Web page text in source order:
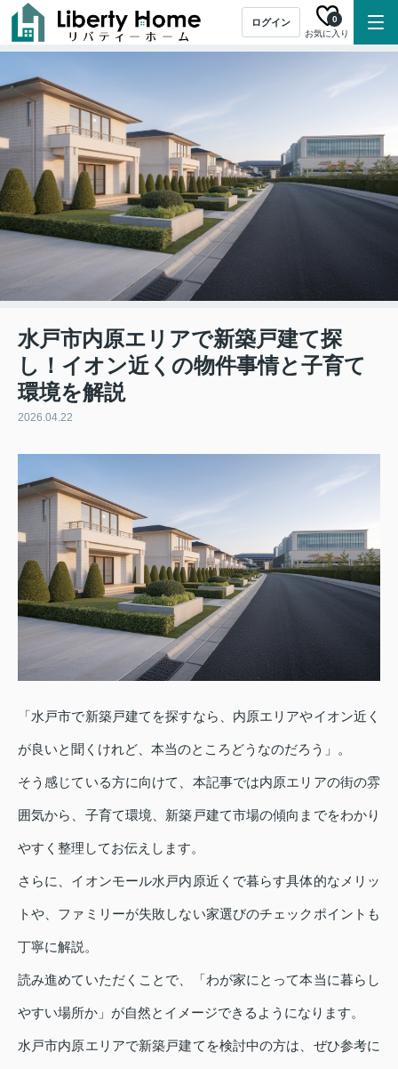
ログイン
お気に入り
0
水戸市内原エリアで新築戸建て探
し！イオン近くの物件事情と子育て
環境を解説
2026.04.22
「水戸市で新築戸建てを探すなら、内原エリアやイオン近く
が良いと聞くけれど、本当のところどうなのだろう」。
そう感じている方に向けて、本記事では内原エリアの街の雰
囲気から、子育て環境、新築戸建て市場の傾向までをわかり
やすく整理してお伝えします。
さらに、イオンモール水戸内原近くで暮らす具体的なメリッ
トや、ファミリーが失敗しない家選びのチェックポイントも
丁寧に解説。
読み進めていただくことで、「わが家にとって本当に暮らし
やすい場所か」が自然とイメージできるようになります。
水戸市内原エリアで新築戸建てを検討中の方は、ぜひ参考に